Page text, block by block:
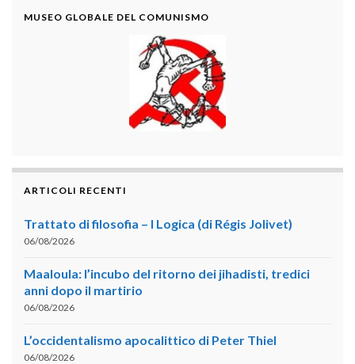
MUSEO GLOBALE DEL COMUNISMO
ARTICOLI RECENTI
Trattato di filosofia – I Logica (di Régis Jolivet)
06/08/2026
Maaloula: l’incubo del ritorno dei jihadisti, tredici
anni dopo il martirio
06/08/2026
L’occidentalismo apocalittico di Peter Thiel
06/08/2026